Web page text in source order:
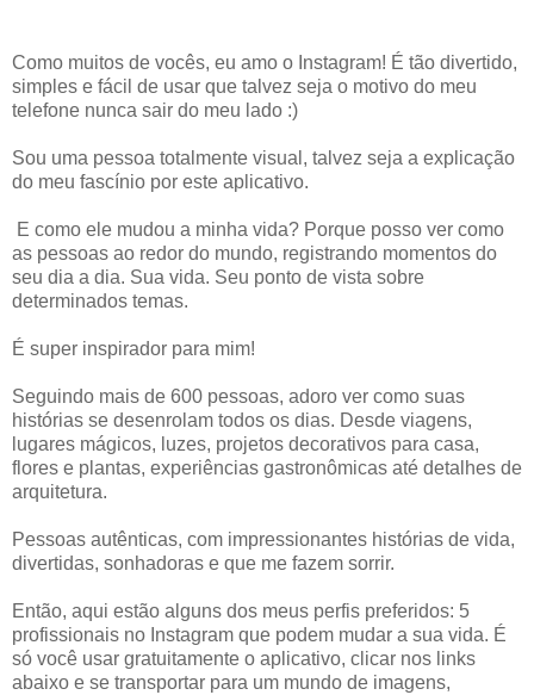
Como muitos de vocês, eu amo o Instagram! É tão divertido,
simples e fácil de usar que talvez seja o motivo do meu
telefone nunca sair do meu lado :)
Sou uma pessoa totalmente visual, talvez seja a explicação
do meu fascínio por este aplicativo.
E como ele mudou a minha vida? Porque posso ver como
as pessoas ao redor do mundo, registrando momentos do
seu dia a dia. Sua vida. Seu ponto de vista sobre
determinados temas.
É super inspirador para mim!
Seguindo mais de 600 pessoas, adoro ver como suas
histórias se desenrolam todos os dias. Desde viagens,
lugares mágicos, luzes, projetos decorativos para casa,
flores e plantas, experiências gastronômicas até detalhes de
arquitetura.
Pessoas autênticas, com impressionantes histórias de vida,
divertidas, sonhadoras e que me fazem sorrir.
Então, aqui estão alguns dos meus perfis preferidos: 5
profissionais no Instagram que podem mudar a sua vida. É
só você usar gratuitamente o aplicativo, clicar nos links
abaixo e se transportar para um mundo de imagens,